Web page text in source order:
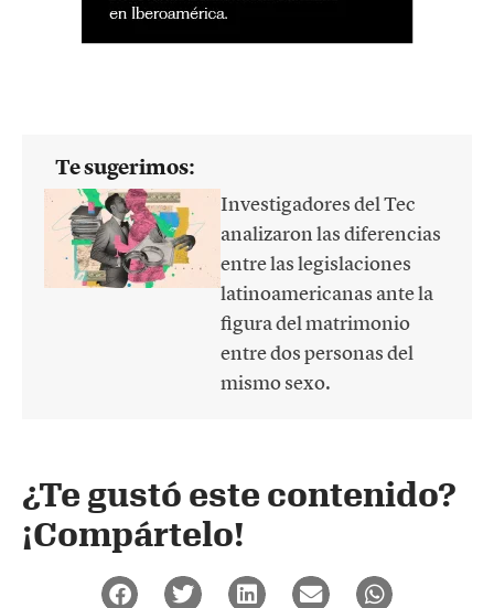
Te sugerimos:
Investigadores del Tec
analizaron las diferencias
entre las legislaciones
latinoamericanas ante la
figura del matrimonio
entre dos personas del
mismo sexo.
¿Te gustó este contenido?
¡Compártelo!